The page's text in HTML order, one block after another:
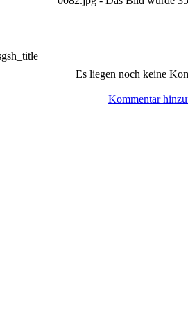
Es liegen noch keine
Kommentar